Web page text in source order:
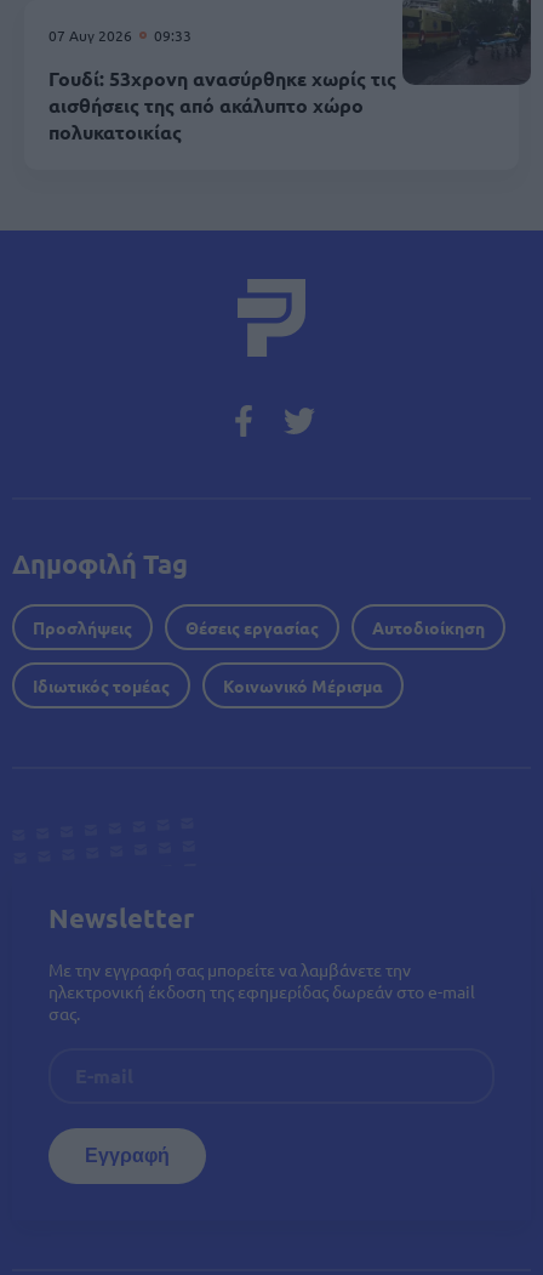
07 Αυγ 2026 09:33
Γουδί: 53χρονη ανασύρθηκε χωρίς τις
αισθήσεις της από ακάλυπτο χώρο
πολυκατοικίας
Δημοφιλή Tag
Προσλήψεις Θέσεις εργασίας Αυτοδιοίκηση
Ιδιωτικός τομέας Κοινωνικό Μέρισμα
Newsletter
Με την εγγραφή σας μπορείτε να λαμβάνετε την
ηλεκτρονική έκδοση της εφημερίδας δωρεάν στο e-mail
σας.